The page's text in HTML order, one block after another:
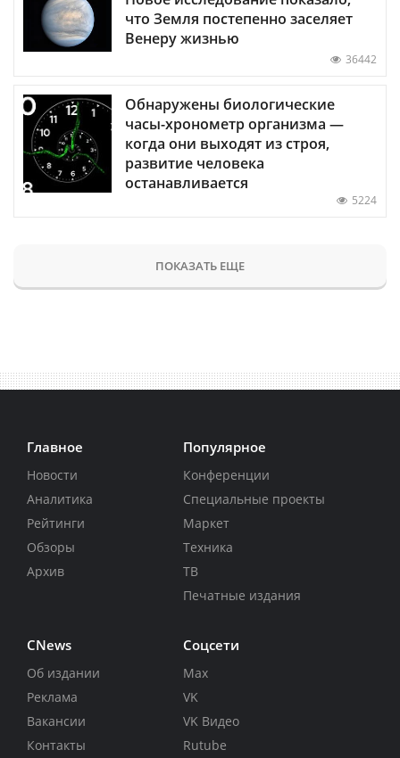
что Земля постепенно заселяет
Венеру жизнью
36442
Обнаружены биологические
часы-хронометр организма —
когда они выходят из строя,
развитие человека
останавливается
5224
ПОКАЗАТЬ ЕЩЕ
Главное
Новости
Аналитика
Рейтинги
Обзоры
Архив
Популярное
Конференции
Специальные проекты
Маркет
Техника
ТВ
Печатные издания
CNews
Об издании
Реклама
Вакансии
Контакты
Соцсети
Max
VK
VK Видео
Rutube